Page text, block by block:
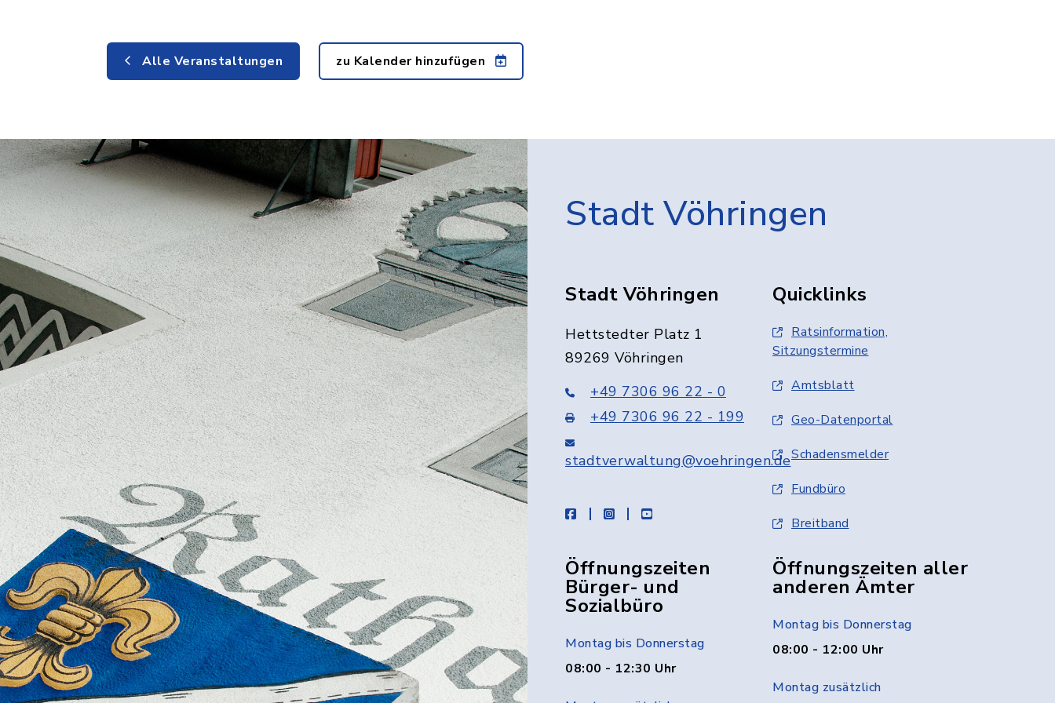
Alle Veranstaltungen zu Kalender hinzufügen
Stadt Vöhringen
Stadt Vöhringen
Hettstedter Platz 1
89269 Vöhringen
+49 7306 96 22 - 0
+49 7306 96 22 - 199
stadtverwaltung@voehringen.de
facebookinstagramyoutube
Quicklinks
Ratsinformation,
Sitzungstermine
Amtsblatt
Geo-Datenportal
Schadensmelder
Fundbüro
Breitband
Öffnungszeiten
Bürger- und
Sozialbüro
Montag bis Donnerstag
08:00 - 12:30 Uhr
Öffnungszeiten aller
anderen Ämter
Montag bis Donnerstag
08:00 - 12:00 Uhr
Montag zusätzlich